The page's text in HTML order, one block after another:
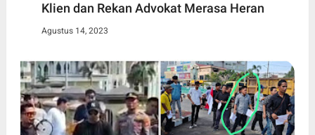
Klien dan Rekan Advokat Merasa Heran
Agustus 14, 2023